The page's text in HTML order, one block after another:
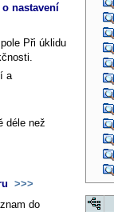
nastavení
Při úklidu
a
déle než
>>>
do